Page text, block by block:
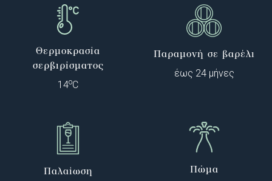
Θερμοκρασία
σερβιρίσματος
14oC
Παραμονή σε βαρέλι
έως 24 μήνες
Παλαίωση
Πώμα